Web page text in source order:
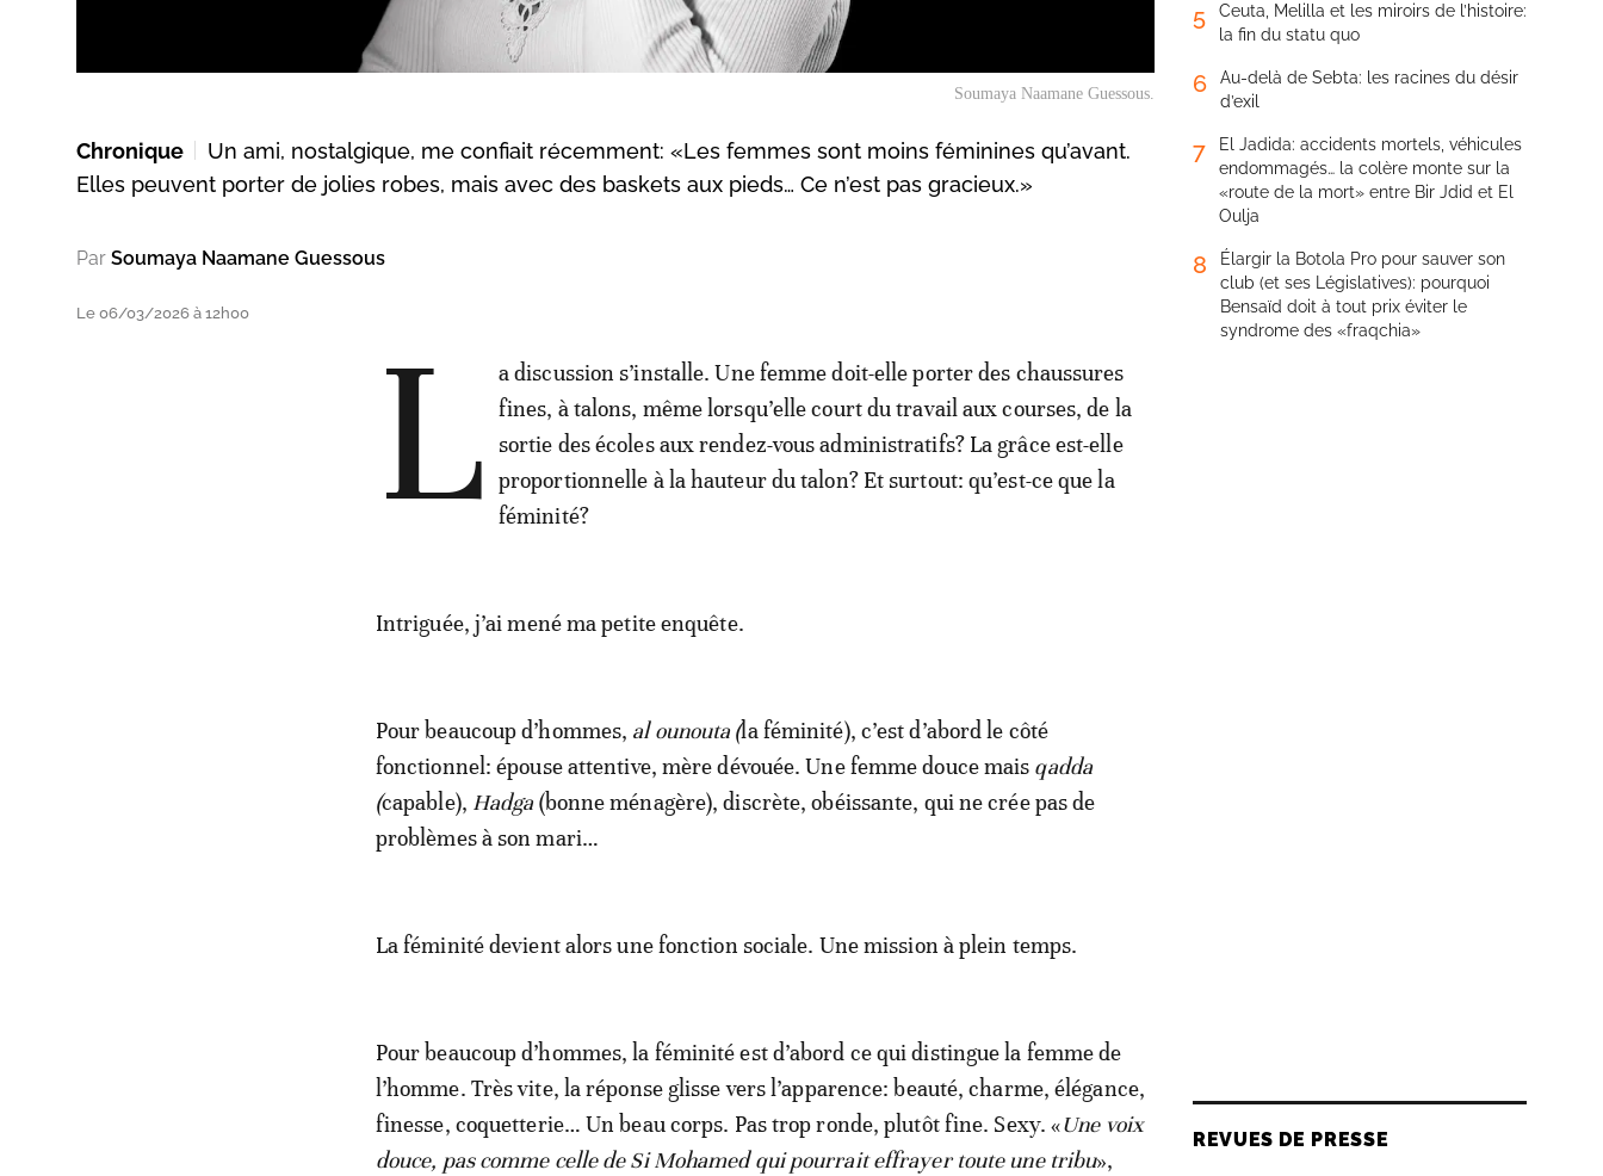
Soumaya Naamane Guessous.
Chronique
Un ami, nostalgique, me confiait récemment: «Les femmes sont moins féminines qu’avant.
Elles peuvent porter de jolies robes, mais avec des baskets aux pieds… Ce n’est pas gracieux.»
Par Soumaya Naamane Guessous
Le 06/03/2026 à 12h00 L
a discussion s’installe. Une femme doit-elle porter des chaussures
fines, à talons, même lorsqu’elle court du travail aux courses, de la
sortie des écoles aux rendez-vous administratifs? La grâce est-elle
proportionnelle à la hauteur du talon? Et surtout: qu’est-ce que la
féminité?
Intriguée, j’ai mené ma petite enquête.
Pour beaucoup d’hommes, al ounouta (la féminité), c’est d’abord le côté
fonctionnel: épouse attentive, mère dévouée. Une femme douce mais qadda
(capable), Hadga(bonne ménagère), discrète, obéissante, qui ne crée pas de
problèmes à son mari…
La féminité devient alors une fonction sociale. Une mission à plein temps.
Pour beaucoup d’hommes, la féminité est d’abord ce qui distingue la femme de
l’homme. Très vite, la réponse glisse vers l’apparence: beauté, charme, élégance,
finesse, coquetterie… Un beau corps. Pas trop ronde, plutôt fine. Sexy. «Une voix
douce, pas comme celle de Si Mohamed qui pourrait effrayer toute une tribu»,
5
Ceuta, Melilla et les miroirs de l’histoire:
la fin du statu quo
6
Au-delà de Sebta: les racines du désir
d’exil
7
El Jadida: accidents mortels, véhicules
endommagés… la colère monte sur la
«route de la mort» entre Bir Jdid et El
Oulja
8
Élargir la Botola Pro pour sauver son
club (et ses Législatives): pourquoi
Bensaïd doit à tout prix éviter le
syndrome des «fraqchia»
REVUES DE PRESSE